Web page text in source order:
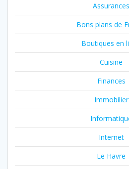
Assurances
Bons plans de
Boutiques en
Cuisine
Finances
Immobilier
Internet
Le Havre